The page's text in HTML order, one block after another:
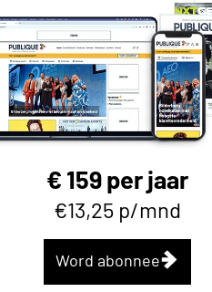
€ 159 per jaar
€13,25 p/mnd
Word abonnee